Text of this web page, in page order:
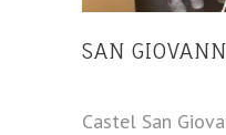
SAN
Castel San